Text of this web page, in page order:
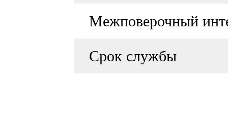
Межповерочный
Срок службы